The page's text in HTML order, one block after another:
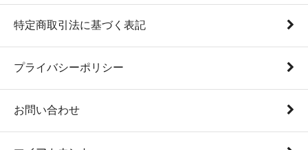
特定商取引法に基づく表記
プライバシーポリシー
お問い合わせ